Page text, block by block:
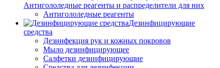
Антигололедные реагенты и распределители для них
Антигололедные реагенты
Дезинфицирующие
средства
Дезинфекция рук и кожных покровов
Мыло дезинфицирующее
Салфетки дезинфицирующие